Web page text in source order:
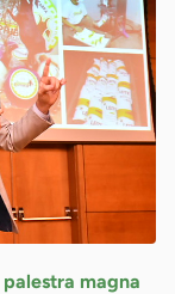
palestra magna